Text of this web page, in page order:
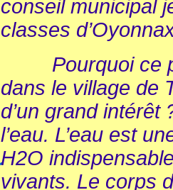
conseil municipal
classes
Pourquoi ce
dans le village de
d’un grand intérêt
l’eau. L’eau est
H2O
vivants. Le corps